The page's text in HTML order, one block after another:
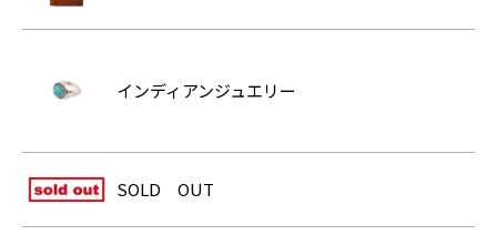
インディアンジュエリー
SOLD OUT